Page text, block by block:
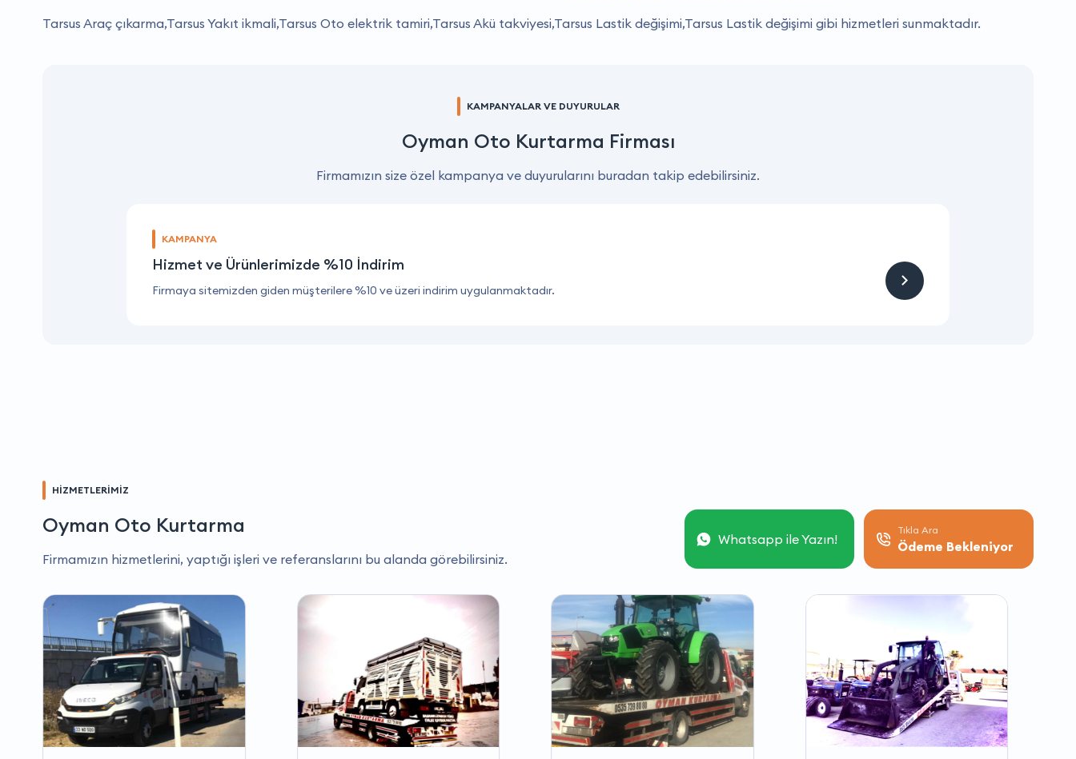
Tarsus Araç çıkarma,Tarsus Yakıt ikmali,Tarsus Oto elektrik tamiri,Tarsus Akü takviyesi,Tarsus Lastik değişimi,Tarsus Lastik değişimi gibi hizmetleri sunmaktadır.
KAMPANYALAR VE DUYURULAR
Oyman Oto Kurtarma Firması
Firmamızın size özel kampanya ve duyurularını buradan takip edebilirsiniz.
KAMPANYA
Hizmet ve Ürünlerimizde %10 İndirim
Firmaya sitemizden giden müşterilere %10 ve üzeri indirim uygulanmaktadır.
HİZMETLERİMİZ
Oyman Oto Kurtarma
Firmamızın hizmetlerini, yaptığı işleri ve referanslarını bu alanda görebilirsiniz.
Whatsapp ile Yazın!
Tıkla Ara
Ödeme Bekleniyor